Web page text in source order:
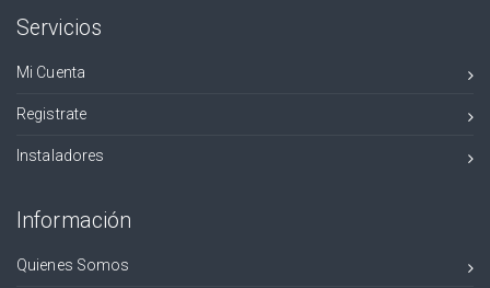
Servicios
Mi Cuenta
Registrate
Instaladores
Información
Quienes Somos